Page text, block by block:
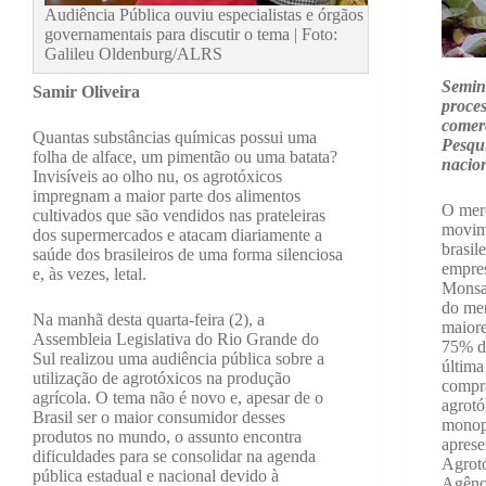
Audiência Pública ouviu especialistas e órgãos
governamentais para discutir o tema | Foto:
Galileu Oldenburg/ALRS
Samir Oliveira
Quantas substâncias químicas possui uma
folha de alface, um pimentão ou uma batata?
Invisíveis ao olho nu, os agrotóxicos
impregnam a maior parte dos alimentos
cultivados que são vendidos nas prateleiras
dos supermercados e atacam diariamente a
saúde dos brasileiros de uma forma silenciosa
e, às vezes, letal.
Na manhã desta quarta-feira (2), a
Assembleia Legislativa do Rio Grande do
Sul realizou uma audiência pública sobre a
utilização de agrotóxicos na produção
agrícola. O tema não é novo e, apesar de o
Brasil ser o maior consumidor desses
produtos no mundo, o assunto encontra
dificuldades para se consolidar na agenda
pública estadual e nacional devido à
O
do
75%
última